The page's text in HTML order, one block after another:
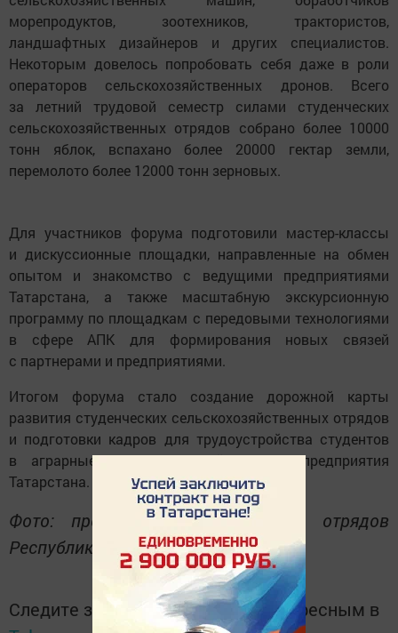
морепродуктов, зоотехников, трактористов,
ландшафтных дизайнеров и других специалистов.
Некоторым довелось попробовать себя даже в роли
операторов сельскохозяйственных дронов. Всего
за летний трудовой семестр силами студенческих
сельскохозяйственных отрядов собрано более 10000
тонн яблок, вспахано более 20000 гектар земли,
перемолото более 12000 тонн зерновых.
Для участников форума подготовили мастер-классы
и дискуссионные площадки, направленные на обмен
опытом и знакомство с ведущими предприятиями
Татарстана, а также масштабную экскурсионную
программу по площадкам с передовыми технологиями
в сфере АПК для формирования новых связей
с партнерами и предприятиями.
Итогом форума стало создание дорожной карты
развития студенческих сельскохозяйственных отрядов
и подготовки кадров для трудоустройства студентов
в аграрные и сельскохозяйственные предприятия
Татарстана.
Фото: пресс-служба студенческих отрядов
Республики Татарстан.
Следите за самым важным и интересным в